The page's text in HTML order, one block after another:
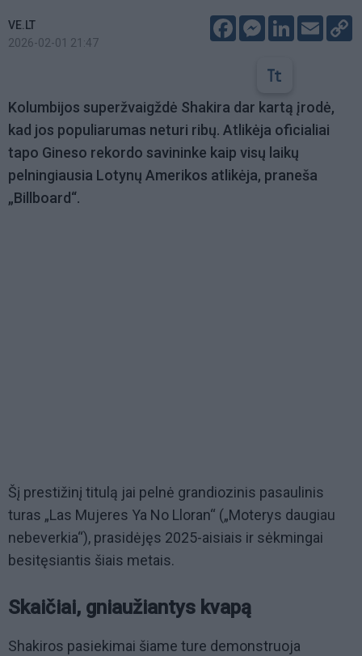
VE.LT
2026-02-01 21:47
FacebookMessenger
LinkedIn
Email
Kolumbijos superžvaigždė Shakira dar kartą įrodė,
kad jos populiarumas neturi ribų. Atlikėja oficialiai
tapo Gineso rekordo savininke kaip visų laikų
pelningiausia Lotynų Amerikos atlikėja, praneša
„Billboard“.
Šį prestižinį titulą jai pelnė grandiozinis pasaulinis
turas „Las Mujeres Ya No Lloran“ („Moterys daugiau
nebeverkia“), prasidėjęs 2025-aisiais ir sėkmingai
besitęsiantis šiais metais.
Skaičiai, gniaužiantys kvapą
Shakiros pasiekimai šiame ture demonstruoja